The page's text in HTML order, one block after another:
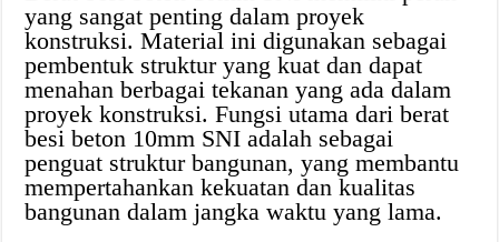
yang sangat penting dalam proyek
konstruksi. Material ini digunakan sebagai
pembentuk struktur yang kuat dan dapat
menahan berbagai tekanan yang ada dalam
proyek konstruksi. Fungsi utama dari berat
besi beton 10mm SNI adalah sebagai
penguat struktur bangunan, yang membantu
mempertahankan kekuatan dan kualitas
bangunan dalam jangka waktu yang lama.